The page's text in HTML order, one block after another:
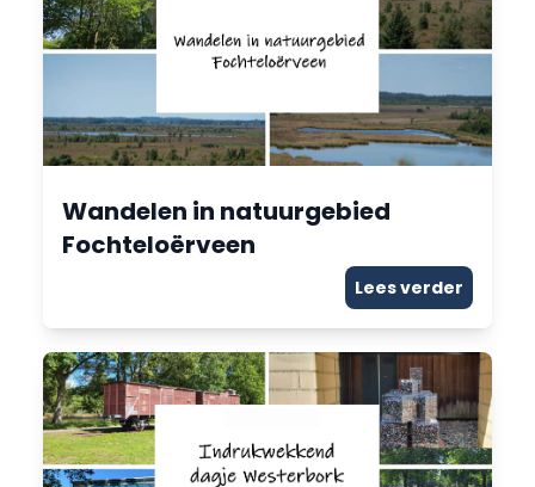
Wandelen in natuurgebied
Fochteloërveen
Lees verder